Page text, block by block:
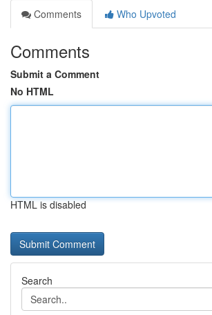
Comments
Who Upvoted
Comments
Submit a Comment
No HTML
HTML is disabled
Search